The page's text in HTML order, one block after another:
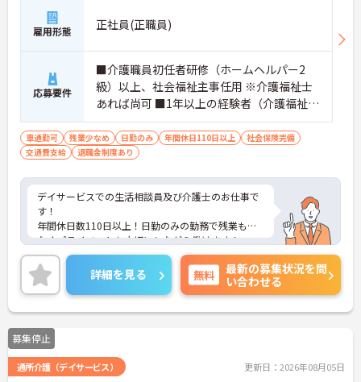
雇用形態 正社員(正職員)
応募要件
■介護職員初任者研修（ホームヘルパー2
級）以上、社会福祉主事任用 ※介護福祉士
あれば尚可 ■1年以上の経験者（介護福祉士
資格で応募の場合、経験3年以上） ■普通自
動車運転免許
車通勤可 残業少なめ 日勤のみ 年間休日110日以上
社会保険完備
交通費支給
退職金制度あり
デイサービスでの生活相談員及び介護士のお仕事で
す！
年間休日数110日以上！日勤のみの勤務で残業も少
なくプライベートも大切にしながら働けます！
ご興味ある方には、面接のポイントなど、さらに詳
細をお話致しますのでお気軽にご相談ください。
詳細を見る 無料
最新の募集状況を問
い合わせる
募集停止
通所介護（デイサービス） 更新日：2026年08月05日